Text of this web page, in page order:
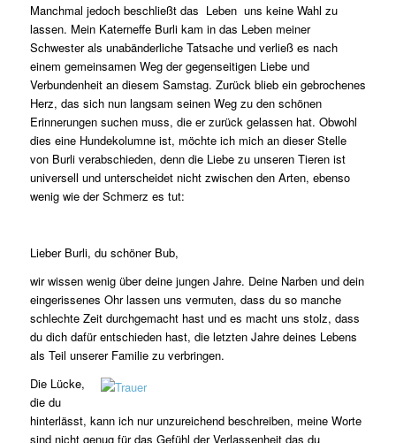
Manchmal jedoch beschließt das Leben uns keine Wahl zu
lassen. Mein Katerneffe Burli kam in das Leben meiner
Schwester als unabänderliche Tatsache und verließ es nach
einem gemeinsamen Weg der gegenseitigen Liebe und
Verbundenheit an diesem Samstag. Zurück blieb ein gebrochenes
Herz, das sich nun langsam seinen Weg zu den schönen
Erinnerungen suchen muss, die er zurück gelassen hat. Obwohl
dies eine Hundekolumne ist, möchte ich mich an dieser Stelle
von Burli verabschieden, denn die Liebe zu unseren Tieren ist
universell und unterscheidet nicht zwischen den Arten, ebenso
wenig wie der Schmerz es tut:
Lieber Burli, du schöner Bub,
wir wissen wenig über deine jungen Jahre. Deine Narben und dein
eingerissenes Ohr lassen uns vermuten, dass du so manche
schlechte Zeit durchgemacht hast und es macht uns stolz, dass
du dich dafür entschieden hast, die letzten Jahre deines Lebens
als Teil unserer Familie zu verbringen.
Die Lücke,
die du
hinterlässt, kann ich nur unzureichend beschreiben, meine Worte
sind nicht genug für das Gefühl der Verlassenheit das du